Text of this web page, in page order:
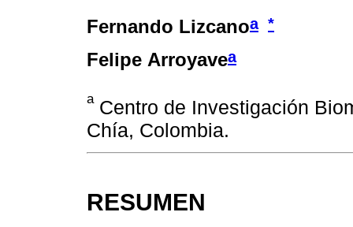
Fernando Lizcanoa *
Felipe Arroyavea
aCentro de Investigación
Chía, Colombia.
RESUMEN